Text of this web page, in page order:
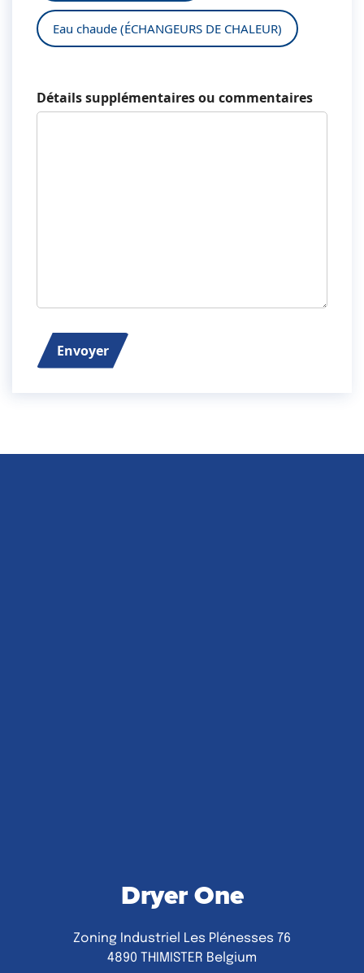
Eau chaude (ÉCHANGEURS DE CHALEUR)
Détails supplémentaires ou commentaires
Dryer One
Zoning Industriel Les Plénesses 76
4890 THIMISTER Belgium